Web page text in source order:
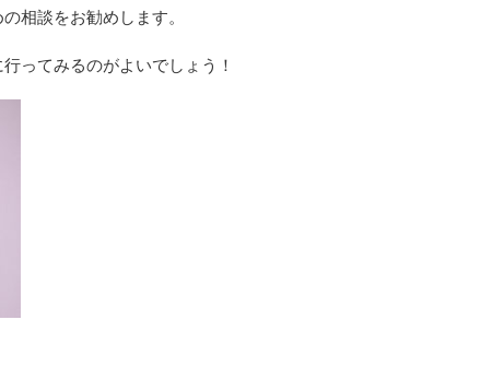
相談をお勧めします。
ってみるのがよいでしょう！